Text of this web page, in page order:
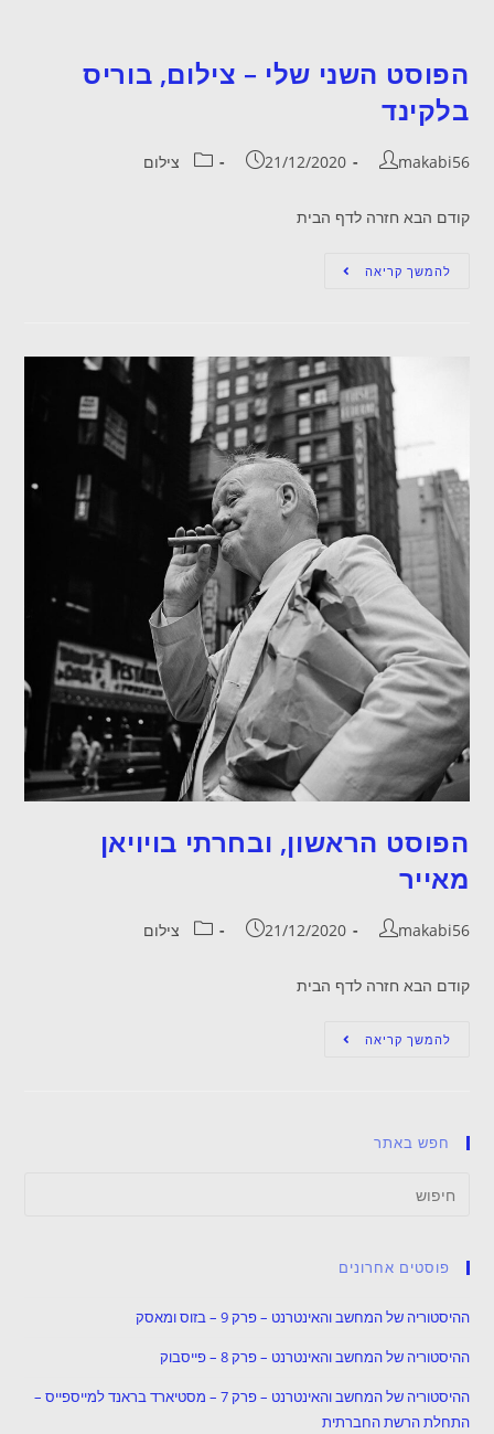
הפוסט השני שלי – צילום, בוריס
בלקינד
makabi56
21/12/2020 צילום
קודם הבא חזרה לדף הבית
להמשך קריאה
הפוסט הראשון, ובחרתי בויויאן
מאייר
makabi56
21/12/2020 צילום
קודם הבא חזרה לדף הבית
להמשך קריאה
חפש באתר
פוסטים אחרונים
ההיסטוריה של המחשב והאינטרנט – פרק 9 – בזוס ומאסק
ההיסטוריה של המחשב והאינטרנט – פרק 8 – פייסבוק
ההיסטוריה של המחשב והאינטרנט – פרק 7 – מסטיארד בראנד למייספייס –
התחלת הרשת החברתית